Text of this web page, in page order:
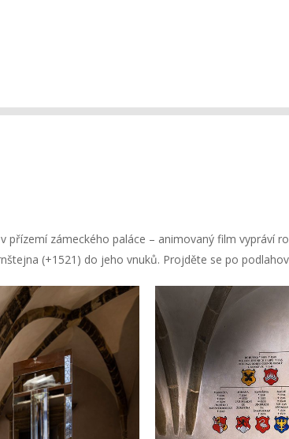
přízemí zámeckého paláce – animovaný film vypráví
(+1521) do jeho vnuků. Projděte se po